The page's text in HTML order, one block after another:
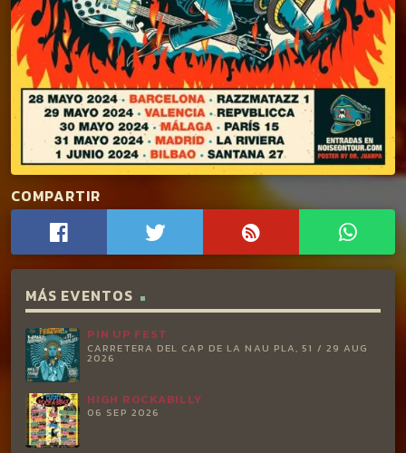
COMPARTIR
MÁS EVENTOS
PIN UP FEST
CARRETERA DEL CAP DE LA NAU PLA, 51 / 29 AUG
2026
HIGH ROCKABILLY
06 SEP 2026